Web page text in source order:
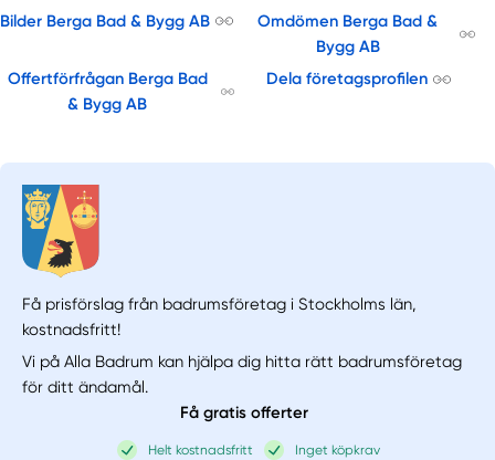
Bilder Berga Bad & Bygg AB
Omdömen Berga Bad &
Bygg AB
Offertförfrågan Berga Bad
& Bygg AB
Dela företagsprofilen
Få prisförslag från badrumsföretag i Stockholms län,
kostnadsfritt!
Vi på Alla Badrum kan hjälpa dig hitta rätt badrumsföretag
för ditt ändamål.
Få gratis offerter
Helt kostnadsfritt Inget köpkrav